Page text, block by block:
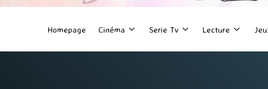
Homepage Cinéma Serie Tv Lecture